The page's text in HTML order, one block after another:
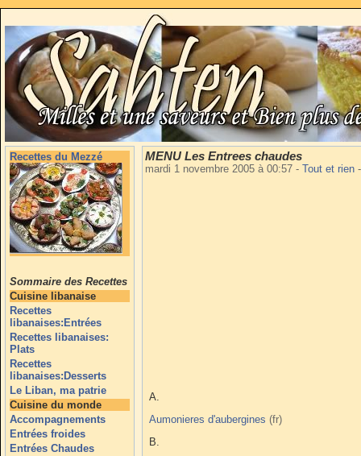
Recettes du Mezzé
Sommaire des Recettes
Cuisine libanaise
Recettes
libanaises:Entrées
Recettes libanaises:
Plats
Recettes
libanaises:Desserts
Le Liban, ma patrie
Cuisine du monde
Accompagnements
Entrées froides
Entrées Chaudes
MENU Les Entrees chaudes
mardi 1 novembre 2005 à 00:57 - Tout et rien -
A.
Aumonieres d'aubergines
B.